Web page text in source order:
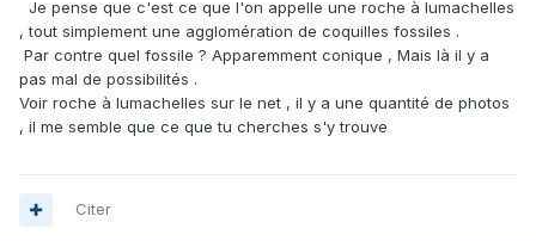
Je pense que c'est ce que l'on appelle une roche à lumachelles
, tout simplement une agglomération de coquilles fossiles .
Par contre quel fossile ? Apparemment conique , Mais là il y a
pas mal de possibilités .
Voir roche à lumachelles sur le net , il y a une quantité de photos
, il me semble que ce que tu cherches s'y trouve
Citer